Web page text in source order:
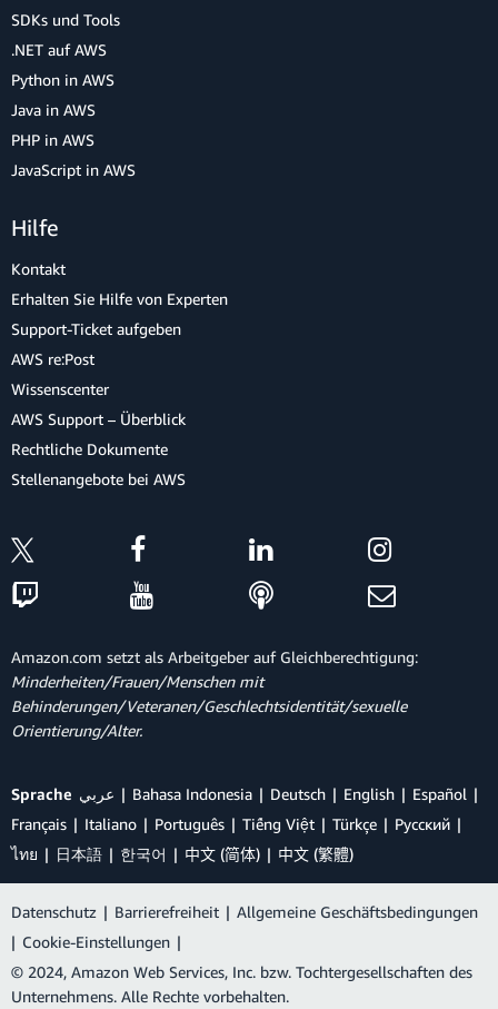
SDKs und Tools
.NET auf AWS
Python in AWS
Java in AWS
PHP in AWS
JavaScript in AWS
Hilfe
Kontakt
Erhalten Sie Hilfe von Experten
Support-Ticket aufgeben
AWS re:Post
Wissenscenter
AWS Support – Überblick
Rechtliche Dokumente
Stellenangebote bei AWS
Amazon.com setzt als Arbeitgeber auf Gleichberechtigung:
Minderheiten/Frauen/Menschen mit
Behinderungen/Veteranen/Geschlechtsidentität/sexuelle
Orientierung/Alter.
Sprache عربي Bahasa Indonesia Deutsch English
Español
Français
Italiano Português Tiếng Việt Türkçe
Ρусский
ไทย
日本語 한국어 中文 (简体) 中文 (繁體)
Datenschutz | Barrierefreiheit | Allgemeine Geschäftsbedingungen
| Cookie-Einstellungen |
© 2024, Amazon Web Services, Inc. bzw. Tochtergesellschaften des
Unternehmens. Alle Rechte vorbehalten.